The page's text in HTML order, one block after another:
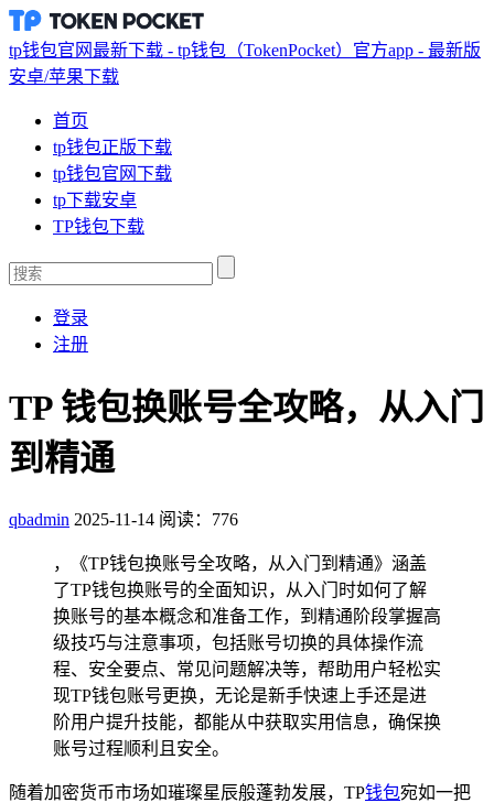
tp钱包官网最新下载 - tp钱包（TokenPocket）官方app - 最新版
安卓/苹果下载
首页
tp钱包正版下载
tp钱包官网下载
tp下载安卓
TP钱包下载
登录
注册
TP 钱包换账号全攻略，从入门
到精通
qbadmin 2025-11-14 阅读：776
，《TP钱包换账号全攻略，从入门到精通》涵盖
了TP钱包换账号的全面知识，从入门时如何了解
换账号的基本概念和准备工作，到精通阶段掌握高
级技巧与注意事项，包括账号切换的具体操作流
程、安全要点、常见问题解决等，帮助用户轻松实
现TP钱包账号更换，无论是新手快速上手还是进
阶用户提升技能，都能从中获取实用信息，确保换
账号过程顺利且安全。
随着加密货币市场如璀璨星辰般蓬勃发展，TP钱包宛如一把